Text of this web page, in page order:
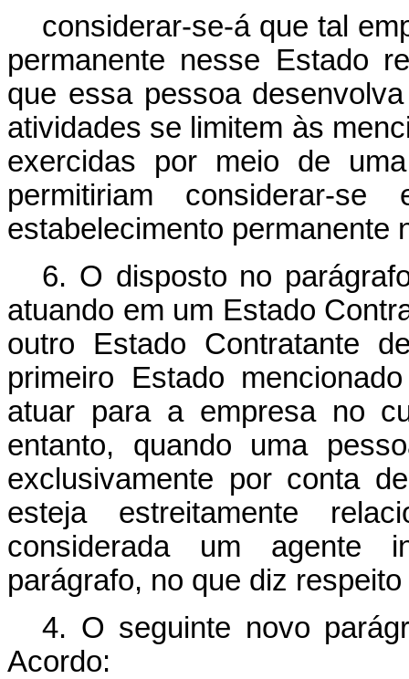
considerar-se-á que tal
permanente nesse Estado
que essa pessoa
atividades se limitem às
exercidas por meio de
permitiriam considerar-
estabelecimento permanente
6. O disposto no
atuando em um Estado
outro Estado Contratante
primeiro Estado
atuar para a empresa no
entanto, quando uma
exclusivamente por conta
esteja estreitamente
considerada um agente
parágrafo, no que diz
4. O seguinte novo
Acordo: